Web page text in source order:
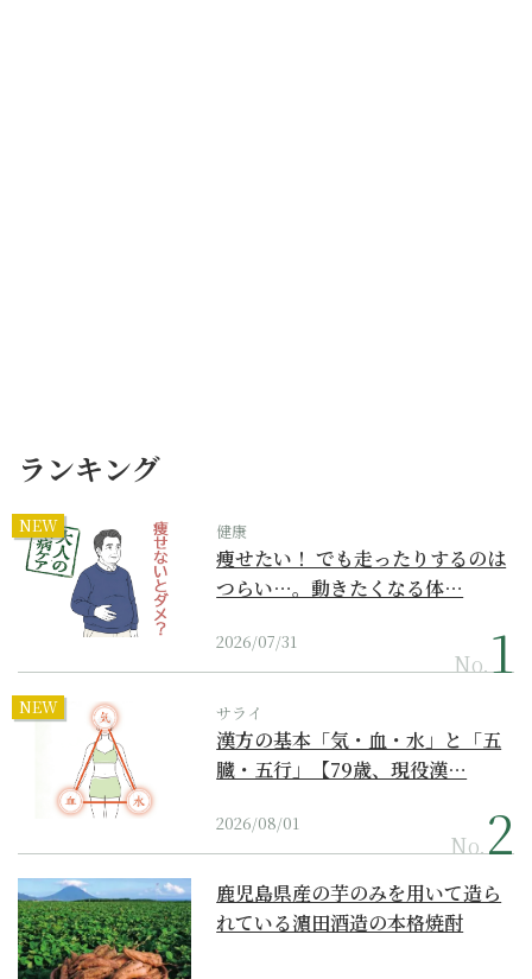
ランキング
NEW 健康
痩せたい！ でも走ったりするのは
つらい…。動きたくなる体…
2026/07/31
No.
NEW サライ
漢方の基本「気・血・水」と「五
臓・五行」【79歳、現役漢…
2026/08/01
No.
鹿児島県産の芋のみを用いて造ら
れている濵田酒造の本格焼酎